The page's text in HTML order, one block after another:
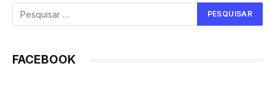
FACEBOOK